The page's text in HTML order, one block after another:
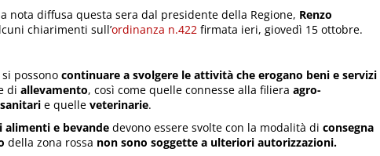
nota diffusa questa sera dal presidente della Regione, Renzo
chiarimenti sull’ordinanza n.422 firmata ieri, giovedì 15 ottobre.
possono continuare a svolgere le attività che erogano beni e servizi
di allevamento, così come quelle connesse alla filiera agro-
e quelle veterinarie.
e bevande devono essere svolte con la modalità di consegna
della zona rossa non sono soggette a ulteriori autorizzazioni.